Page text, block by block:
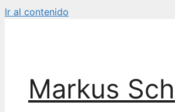
Ir al contenido
Markus